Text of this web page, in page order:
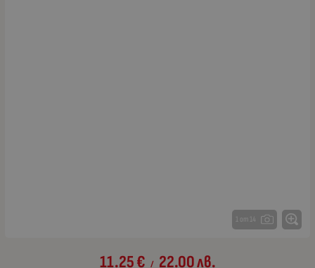
1 от 14
11.25€ / 22.00лв.